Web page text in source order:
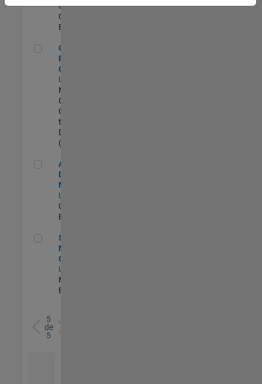
US-MA-Natick| Sales
Operations |
Experimentado
Corporate Social Responsibility Coordinator (temp)
Corporate Social
Responsibility
Coordinator (temp)
US-MA-Natick
Marketing
Communications |
Contratos
temporales/consultores
Duration: 5 months
(begins Ag. 2026)
Aerospace and Defense Sales Account Manager
Aerospace and
Defense Sales Account
Manager
US-CA-Torrance
Commercial Sales |
Experimentado
Senior Program Manager, Internal Corporate Events
Senior Program
Manager, Internal
Corporate Events
US-MA-Natick
Marketing Services |
Experimentado
5
de
5